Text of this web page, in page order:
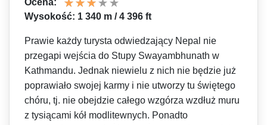
Ocena:
Wysokość: 1 340 m / 4 396 ft
Prawie każdy turysta odwiedzający Nepal nie
przegapi wejścia do Stupy Swayambhunath w
Kathmandu. Jednak niewielu z nich nie będzie już
poprawiało swojej karmy i nie utworzy tu świętego
chóru, tj. nie obejdzie całego wzgórza wzdłuż muru
z tysiącami kół modlitewnych. Ponadto